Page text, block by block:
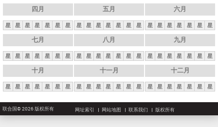
四月
星 星 星 星 星 星 星
五月
星 星 星 星 星 星 星
六月
星 星 星 星 星 星 星
七月
星 星 星 星 星 星 星
八月
星 星 星 星 星 星 星
九月
星 星 星 星 星 星 星
十月
星 星 星 星 星 星 星
十一月
星 星 星 星 星 星 星
十二月
星 星 星 星 星 星 星
联合国© 2026 版权所有 网址索引 网站地图 联系我们 版权所有